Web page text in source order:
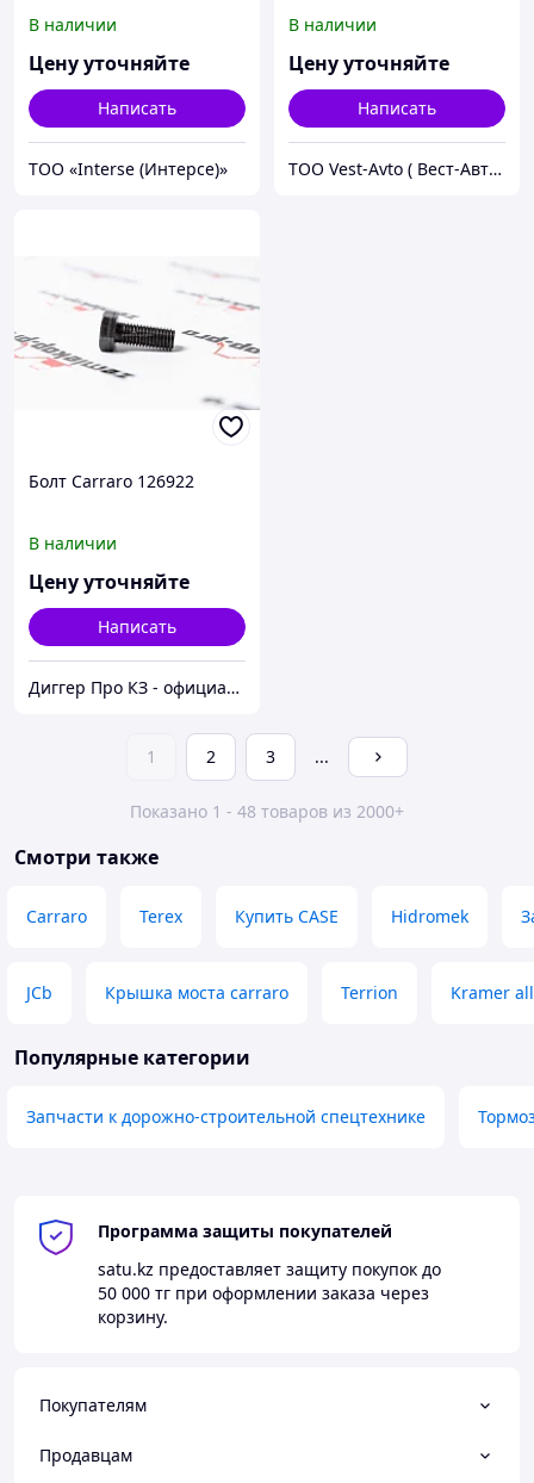
В наличии
Цену уточняйте
Написать
ТОО «Interse (Интерсе)»
В наличии
Цену уточняйте
Написать
ТОО Vest-Avto ( Вест-Авто )
Болт Carraro 126922
В наличии
Цену уточняйте
Написать
Диггер Про КЗ - официальный представитель CARRARO и DANA SPICER
1 2 3 ...
Показано 1 - 48 товаров из 2000+
Смотри также
Carraro Terex Купить CASE Hidromek
JCb Крышка моста carraro Terrion Kramer
Популярные категории
Запчасти к дорожно-строительной спецтехнике
Программа защиты покупателей
satu.kz предоставляет защиту покупок до
50 000 тг при оформлении заказа через
корзину.
Покупателям
Продавцам